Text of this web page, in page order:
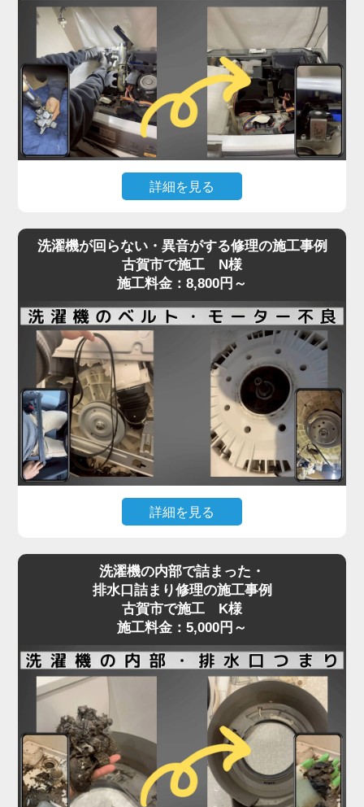
詰まっている可能性が高く、自力での対応が難しい
状態です。
実際の現場では、数年分のホコリや繊維クズが乾燥
経路を完全に塞ぎ、熱風が循環できず乾燥が不完全
になるケースが多数見られます。
そのまま放置すると、ヒートポンプの故障や基板へ
の負担にもつながり、最悪の場合高額修理や買い替
えの原因にもなります。「家電の達人」では、ドラ
ム式洗濯機の乾燥不良トラブルに対し、分解による
ニングを実施。
最短即日対応で、内部の詰まりを根本から取り除
き、乾燥力をしっかり回復させます。
乾かないと感じたら、お早めにプロの手での点検・
洗浄をご検討ください。
詳細を見る
ロしか出ないといった症状は、「蛇口は開いている
のに洗濯が始まらない」状態として、多くのお客様
からご相談をいただくトラブルのひとつです。
この原因の多くは、洗濯機内部の給水弁（電磁弁）
に異常があることがほとんど。
経年劣化や水垢・異物による詰まり、内部のダイヤ
フラム部品の不良などが原因で、水の流れが制限さ
れてしまいます。
「家電の達人」では、こうした給水トラブルに対し
て、分解点検による給水弁の動作確認と部品交換を
行い、正常な給水機能を回復させます。
機種や年式に応じた適切な部品を使用し、交換では
なく清掃・調整で済むケースにも柔軟に対応。
ながり、家事全体がストップしてしまいます。水が
出ない・出方が弱いなどの違和感を感じたら、早め
にプロの点検をご依頼ください。
洗濯機が回らない・異音がする修理の施工事例
古賀市で施工 N様
施工料金：8,800円～
詳細を見る
といった異音がする場合、Vベルトの劣化や緩み、
モーターの不具合が原因であることが多く見られま
返すと、ベルトやモーターに過剰な負荷がかかり、
新しい洗濯機であっても故障リスクが高まります。
ベルトの損傷は徐々に症状が現れることもあり、
「音はするけど回らない」「動きが不安定」といっ
た症状でご相談いただくケースも増えています。
「家電の達人」では、こうしたトラブルに対して、
ベルトの張りや摩耗状態、モーターの動作チェック
洗濯機の内部で詰まった・
排水口詰まり修理の施工事例
古賀市で施工 K様
施工料金：5,000円～